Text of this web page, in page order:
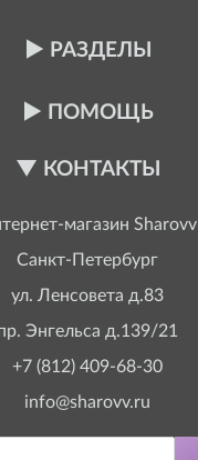
РАЗДЕЛЫ
ПОМОЩЬ
КОНТАКТЫ
магазин Sharovv
Санкт-Петербург
ул. Ленсовета д.83
Энгельса д.139/21
+7 (812) 409-68-30
info@sharovv.ru